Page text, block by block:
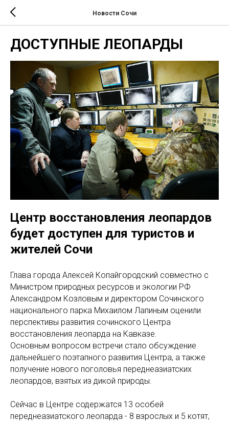
Новости Сочи
ДОСТУПНЫЕ ЛЕОПАРДЫ
Центр восстановления леопардов
будет доступен для туристов и
жителей Сочи
Глава города Алексей Копайгородский совместно с
Министром природных ресурсов и экологии РФ
Александром Козловым и директором Сочинского
национального парка Михаилом Лапиным оценили
перспективы развития сочинского Центра
восстановления леопарда на Кавказе.
Основным вопросом встречи стало обсуждение
дальнейшего поэтапного развития Центра, а также
получение нового поголовья переднеазиатских
леопардов, взятых из дикой природы.
Сейчас в Центре содержатся 13 особей
переднеазиатского леопарда - 8 взрослых и 5 котят,